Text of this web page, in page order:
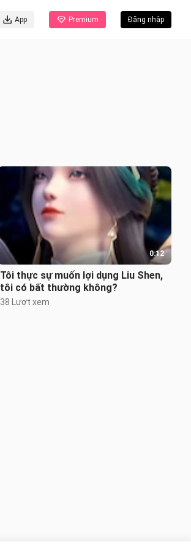
App Premium Đăng nhập
0:12
Tôi thực sự muốn lợi dụng Liu Shen,
tôi có bất thường không?
38 Lượt xem